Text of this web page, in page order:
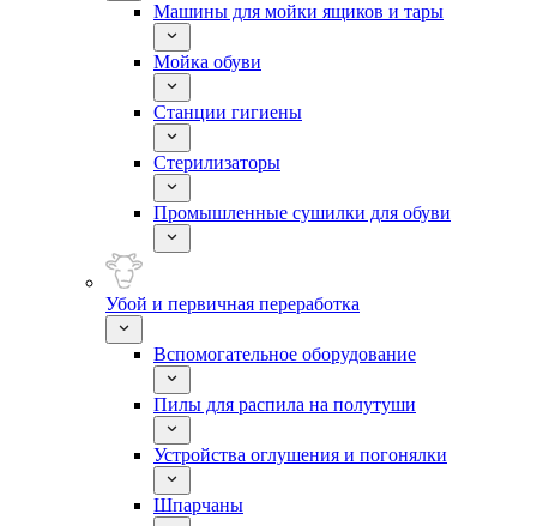
Машины для мойки ящиков и тары
Мойка обуви
Станции гигиены
Стерилизаторы
Промышленные сушилки для обуви
Убой и первичная переработка
Вспомогательное оборудование
Пилы для распила на полутуши
Устройства оглушения и погонялки
Шпарчаны